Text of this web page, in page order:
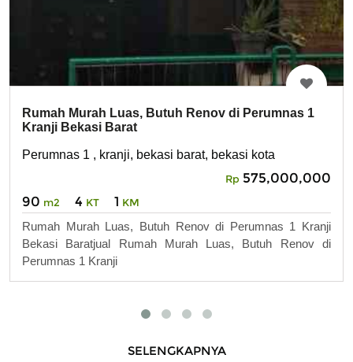
Rumah Murah Luas, Butuh Renov di Perumnas 1
Kranji Bekasi Barat
Perumnas 1 , kranji, bekasi barat, bekasi kota
Rp 575,000,000
90 m2 4 KT 1 KM
Rumah Murah Luas, Butuh Renov di Perumnas 1 Kranji
Bekasi Baratjual Rumah Murah Luas, Butuh Renov di
Perumnas 1 Kranji
SELENGKAPNYA